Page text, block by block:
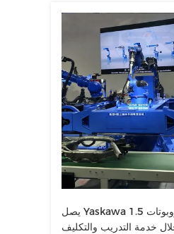
يصل Yaskawa 1.5 متر إلى الروبوتات
خدمة التدريب والتكليف